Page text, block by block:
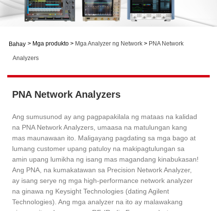
Bahay > Mga produkto > Mga Analyzer ng Network > PNA Network
Analyzers
PNA Network Analyzers
Ang sumusunod ay ang pagpapakilala ng mataas na kalidad
na PNA Network Analyzers, umaasa na matulungan kang
mas maunawaan ito. Maligayang pagdating sa mga bago at
lumang customer upang patuloy na makipagtulungan sa
amin upang lumikha ng isang mas magandang kinabukasan!
Ang PNA, na kumakatawan sa Precision Network Analyzer,
ay isang serye ng mga high-performance network analyzer
na ginawa ng Keysight Technologies (dating Agilent
Technologies). Ang mga analyzer na ito ay malawakang